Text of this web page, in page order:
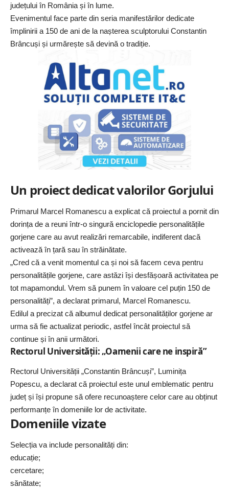
județului în România și în lume.
Evenimentul face parte din seria manifestărilor dedicate
împlinirii a 150 de ani de la nașterea sculptorului Constantin
Brâncuși și urmărește să devină o tradiție.
Un proiect dedicat valorilor Gorjului
Primarul Marcel Romanescu a explicat că proiectul a pornit din
dorința de a reuni într-o singură enciclopedie personalitățile
gorjene care au avut realizări remarcabile, indiferent dacă
activează în țară sau în străinătate.
„Cred că a venit momentul ca și noi să facem ceva pentru
personalitățile gorjene, care astăzi își desfășoară activitatea pe
tot mapamondul. Vrem să punem în valoare cel puțin 150 de
personalități”, a declarat primarul, Marcel Romanescu.
Edilul a precizat că albumul dedicat personalităților gorjene ar
urma să fie actualizat periodic, astfel încât proiectul să
continue și în anii următori.
Rectorul Universității: „Oamenii care ne inspiră”
Rectorul Universității „Constantin Brâncuși”, Luminița
Popescu, a declarat că proiectul este unul emblematic pentru
județ și își propune să ofere recunoaștere celor care au obținut
performanțe în domeniile lor de activitate.
Domeniile vizate
Selecția va include personalități din:
educație;
cercetare;
sănătate;